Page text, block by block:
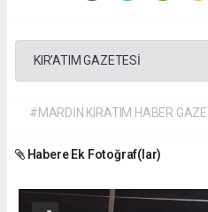
KIR'ATIM GAZETESİ
#MARDİN KIRATIM HABER
Habere Ek Fotoğraf(lar)